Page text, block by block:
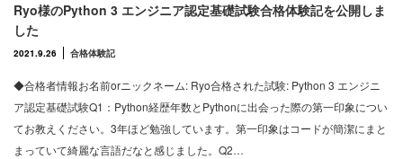
Ryo様のPython 3 エンジニア認定基礎試験合格体験記を公開しま
した
2021.9.26 合格体験記
◆合格者情報お名前orニックネーム: Ryo合格された試験: Python 3 エンジニ
ア認定基礎試験Q1：Python経歴年数とPythonに出会った際の第一印象につい
てお教えください。3年ほど勉強しています。第一印象はコードが簡潔にまと
まっていて綺麗な言語だなと感じました。Q2…